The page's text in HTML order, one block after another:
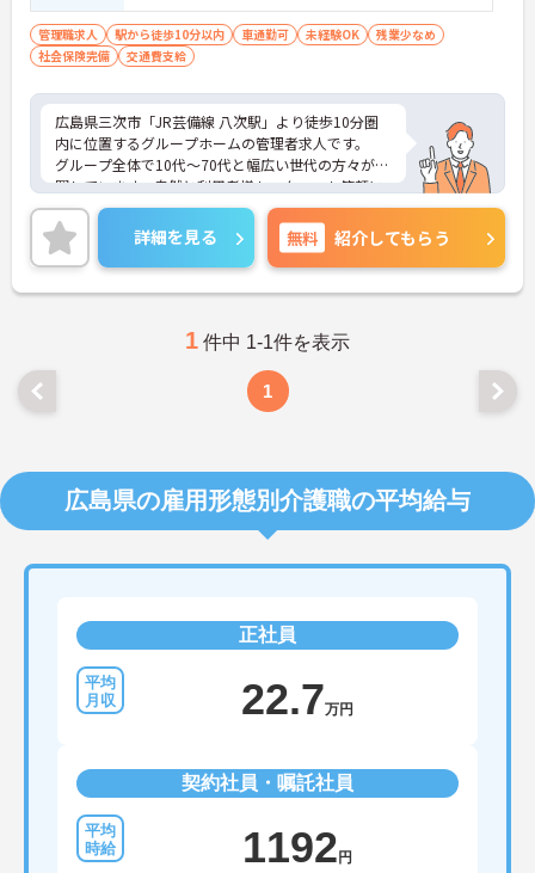
管理職求人 駅から徒歩10分以内 車通勤可 未経験OK
残業少なめ
社会保険完備
交通費支給
広島県三次市「JR芸備線 八次駅」より徒歩10分圏
内に位置するグループホームの管理者求人です。
グループ全体で10代～70代と幅広い世代の方々が活
躍しています。自然と利用者様もスタッフも笑顔に
なれる環境となっております。
ご興味がある方には、面接対策ポイントなど、さら
に詳細をお話しいたしますので、お気軽にご相談く
ださい。
詳細を見る 無料 紹介してもらう
1 件中 1-1件を表示
1
広島県の雇用形態別介護職の平均給与
正社員
22.7万円
契約社員・嘱託社員
1192 円